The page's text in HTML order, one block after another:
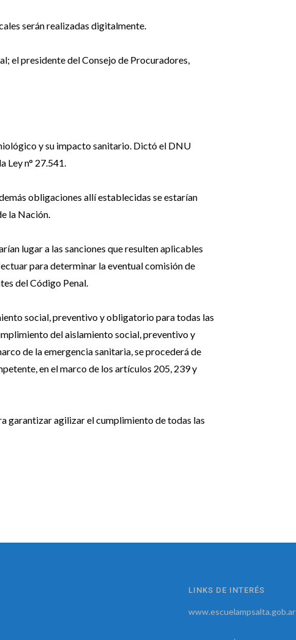
serán realizadas digitalmente.
el presidente del Consejo de Procuradores,
y su impacto sanitario. Dictó el DNU
Ley n° 27.541.
obligaciones allí establecidas se estarían
la Nación.
lugar a las sanciones que resulten aplicables
para determinar la eventual comisión de
del Código Penal.
social, preventivo y obligatorio para todas las
del aislamiento social, preventivo y
de la emergencia sanitaria, se procederá de
en el marco de los artículos 205, 239 y
garantizar agilizar el cumplimiento de todas las
LINKS DE INTERÉS
www.escuelampsalta.gob.ar